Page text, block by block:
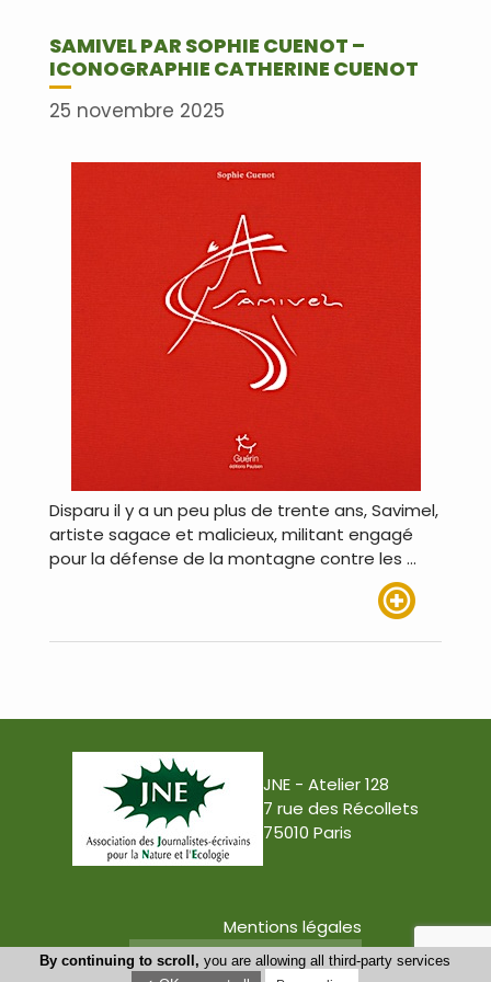
SAMIVEL PAR SOPHIE CUENOT –
ICONOGRAPHIE CATHERINE CUENOT
25 novembre 2025
Disparu il y a un peu plus de trente ans, Savimel,
artiste sagace et malicieux, militant engagé
pour la défense de la montagne contre les …
JNE - Atelier 128
7 rue des Récollets
75010 Paris
Mentions légales
Conception : Tabula Rasa
By continuing to scroll, you are allowing all third-party services